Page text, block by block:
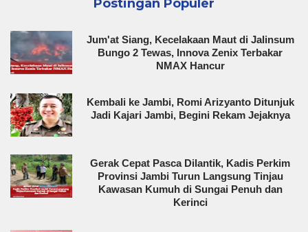
Postingan Populer
Jum'at Siang, Kecelakaan Maut di Jalinsum
Bungo 2 Tewas, Innova Zenix Terbakar
NMAX Hancur
Kembali ke Jambi, Romi Arizyanto Ditunjuk
Jadi Kajari Jambi, Begini Rekam Jejaknya
Gerak Cepat Pasca Dilantik, Kadis Perkim
Provinsi Jambi Turun Langsung Tinjau
Kawasan Kumuh di Sungai Penuh dan
Kerinci